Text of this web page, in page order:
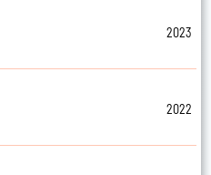
2023
2022